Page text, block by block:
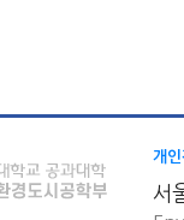
개
서